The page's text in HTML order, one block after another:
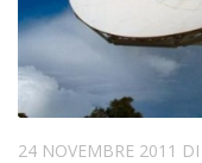
24 NOVEMBRE 2011 DI